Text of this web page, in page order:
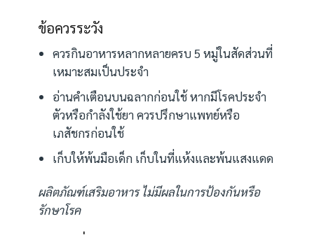
ข้อควรระวัง
ควรกินอาหารหลากหลายครบ 5 หมู่ในสัดส่วนที่
เหมาะสมเป็นประจำ
อ่านคำเตือนบนฉลากก่อนใช้ หากมีโรคประจำ
ตัวหรือกำลังใช้ยา ควรปรึกษาแพทย์หรือ
เภสัชกรก่อนใช้
เก็บให้พ้นมือเด็ก เก็บในที่แห้งและพ้นแสงแดด
ผลิตภัณฑ์เสริมอาหาร ไม่มีผลในการป้องกันหรือ
รักษาโรค